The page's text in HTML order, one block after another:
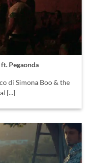
Pegaonda
di Simona Boo & the
[...]